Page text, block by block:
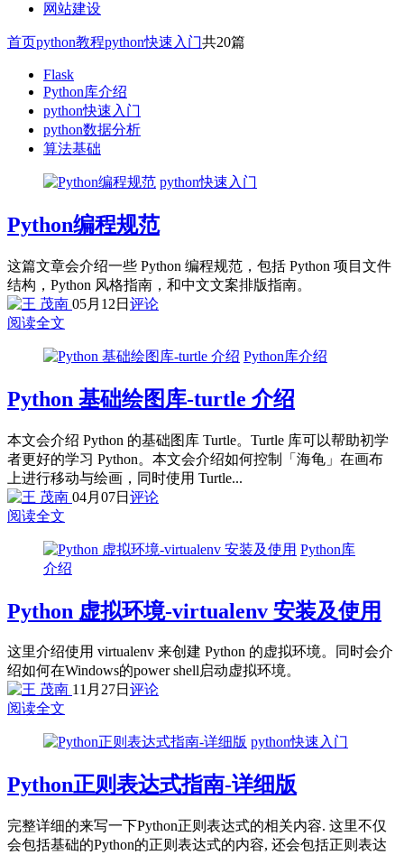
网站建设
首页python教程python快速入门共20篇
Flask
Python库介绍
python快速入门
python数据分析
算法基础
python快速入门
Python编程规范
这篇文章会介绍一些 Python 编程规范，包括 Python 项目文件
结构，Python 风格指南，和中文文案排版指南。
05月12日 评论
阅读全文
Python库介绍
Python 基础绘图库-turtle 介绍
本文会介绍 Python 的基础图库 Turtle。Turtle 库可以帮助初学
者更好的学习 Python。本文会介绍如何控制「海龟」在画布
上进行移动与绘画，同时使用 Turtle...
04月07日 评论
阅读全文
Python库
介绍
Python 虚拟环境-virtualenv 安装及使用
这里介绍使用 virtualenv 来创建 Python 的虚拟环境。同时会介
绍如何在Windows的power shell启动虚拟环境。
11月27日 评论
阅读全文
python快速入门
Python正则表达式指南-详细版
完整详细的来写一下Python正则表达式的相关内容. 这里不仅
会包括基础的Python的正则表达式的内容, 还会包括正则表达